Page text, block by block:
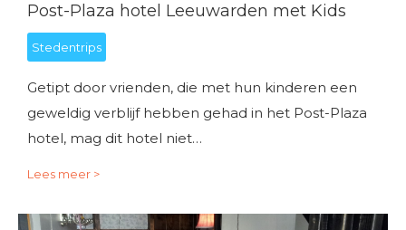
Post-Plaza hotel Leeuwarden met Kids
Stedentrips
Getipt door vrienden, die met hun kinderen een
geweldig verblijf hebben gehad in het Post-Plaza
hotel, mag dit hotel niet…
Lees meer >